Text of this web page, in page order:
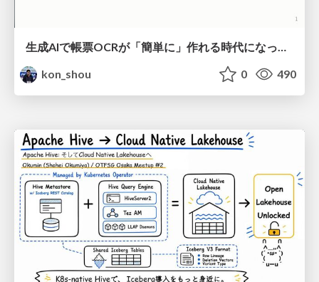
生成AIで帳票OCRが「簡単に」作れる時代になった？
kon_shou
0 490